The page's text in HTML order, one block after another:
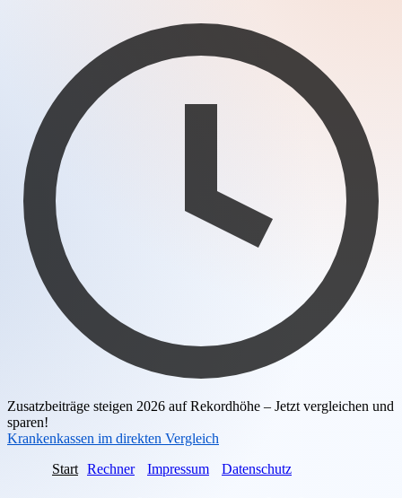
Zusatzbeiträge steigen 2026 auf Rekordhöhe – Jetzt vergleichen und
sparen!
Krankenkassen im direkten Vergleich
Start Rechner Impressum Datenschutz